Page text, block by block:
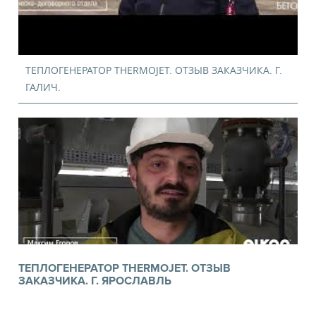
ТЕПЛОГЕНЕРАТОР THERMOJET. ОТЗЫВ ЗАКАЗЧИКА. Г.
ГАЛИЧ.
ТЕПЛОГЕНЕРАТОР THERMOJET. ОТЗЫВ
ЗАКАЗЧИКА. Г. ЯРОСЛАВЛЬ